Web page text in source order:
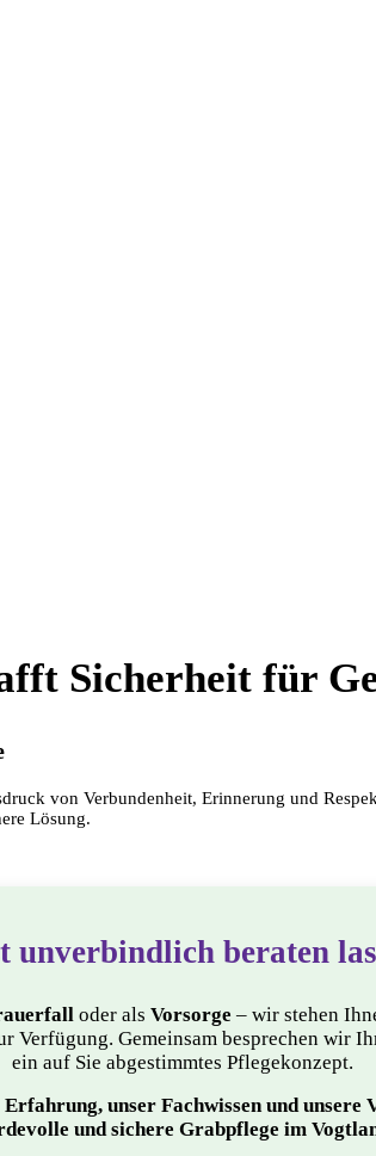
Sicherheit für
von Verbundenheit, Erinnerung und
Lösung.
unverbindlich beraten
oder als Vorsorge – wir stehen
Verfügung. Gemeinsam besprechen wir
ein auf Sie abgestimmtes Pflegekonzept.
unser Fachwissen und unsere
und sichere Grabpflege im